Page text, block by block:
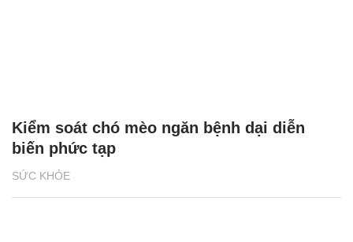
SỨC KHỎE
Kiểm soát chó mèo ngăn bệnh dại diễn
biến phức tạp